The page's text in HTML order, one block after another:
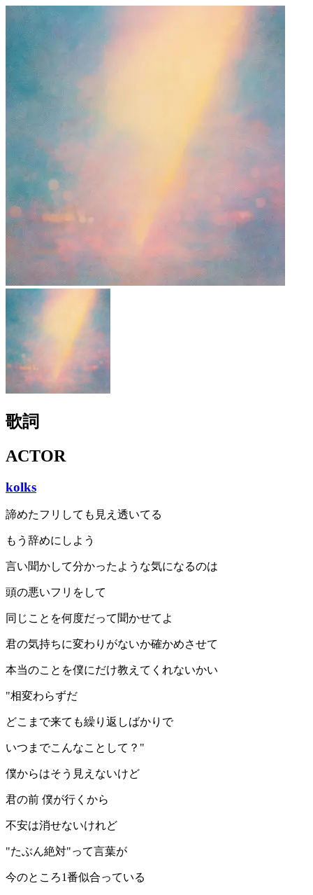
歌詞
ACTOR
kolks
諦めたフリしても見え透いてる
もう辞めにしよう
言い聞かして分かったような気になるのは
頭の悪いフリをして
同じことを何度だって聞かせてよ
君の気持ちに変わりがないか確かめさせて
本当のことを僕にだけ教えてくれないかい
"相変わらずだ
どこまで来ても繰り返しばかりで
いつまでこんなことして？"
僕からはそう見えないけど
君の前 僕が行くから
不安は消せないけれど
"たぶん絶対"って言葉が
今のところ1番似合っている